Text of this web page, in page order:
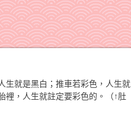
生就是黑白；推車若彩色，人生就
裡，人生就註定要彩色的。（↑肚